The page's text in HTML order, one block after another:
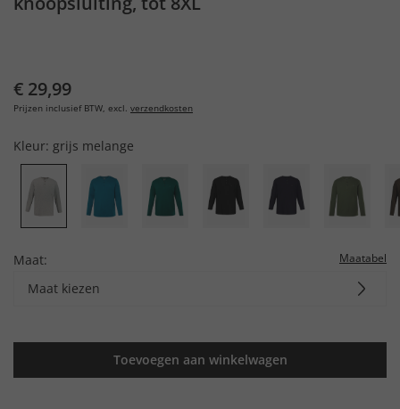
€ 29,99
Prijzen inclusief BTW, excl. verzendkosten
Kleur: grijs melange
Maat: Maatabel
Maat kiezen
Toevoegen aan winkelwagen